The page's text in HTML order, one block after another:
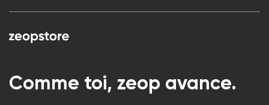
Comme toi, zeop avance.